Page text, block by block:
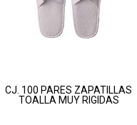
CJ. 100 PARES ZAPATILLAS
TOALLA MUY RIGIDAS